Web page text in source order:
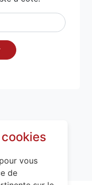
(02)
vous
de